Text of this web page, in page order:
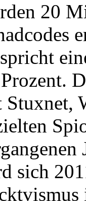
20
Stuxnet,
sich